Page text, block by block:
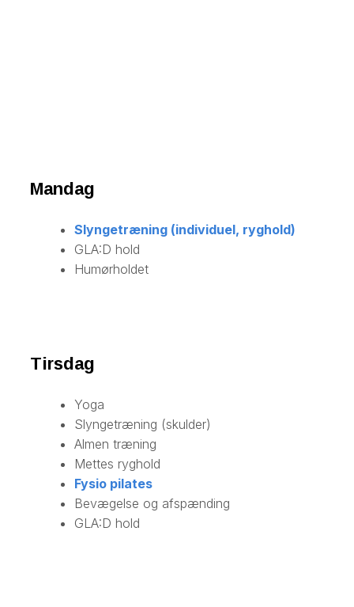
​Mandag
Slyngetræning (individuel, ryghold)
GLA:D hold
Humørholdet
Tirsdag
Yoga
​Slyngetræning (skulder)
Almen træning
Mettes ryghold
Fysio pilates​
Bevægelse og afspænding​
GLA:D hold